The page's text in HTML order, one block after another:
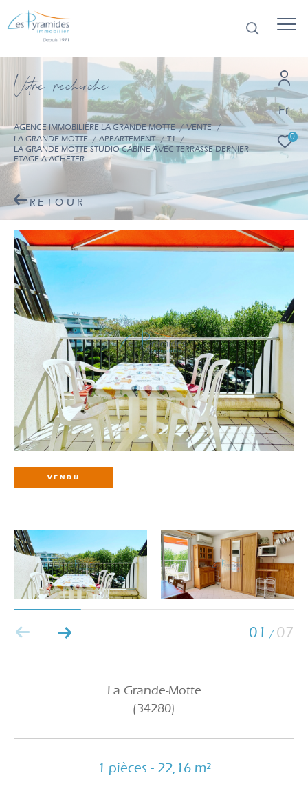
Fr
0
Vore recece
AGENCE IMMOBILIÈRE LA GRANDE-MOTTE
VENTE
LA GRANDE MOTTE
APPARTEMENT
T1
LA GRANDE MOTTE STUDIO CABINE AVEC TERRASSE DERNIER
ETAGE A ACHETER
RETOUR
VENDU
01 / 07
La Grande-Motte
(34280)
1 pièces - 22,16 m²